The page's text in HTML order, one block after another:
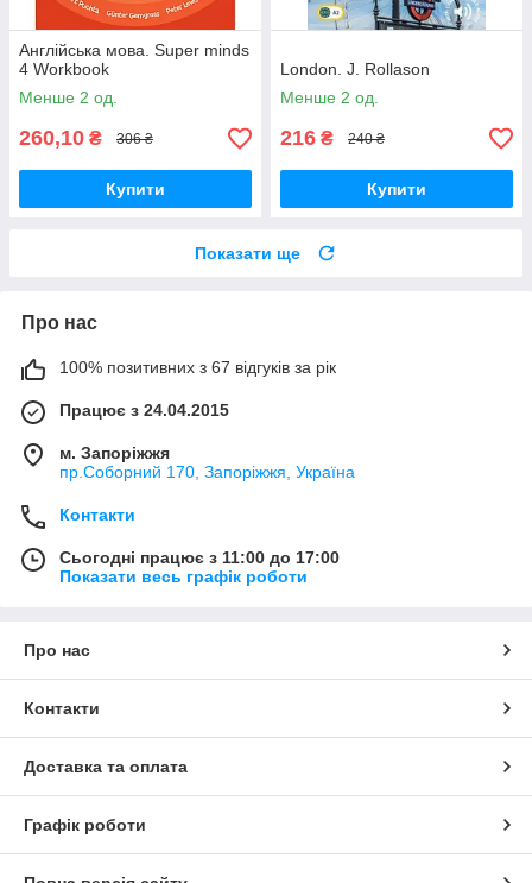
Англійська мова. Super minds
4 Workbook
Менше 2 од.
260,10 ₴ 306 ₴
Купити
London. J. Rollason
Менше 2 од.
216 ₴ 240 ₴
Купити
Показати ще
Про нас
100% позитивних з 67 відгуків за рік
Працює з 24.04.2015
м. Запоріжжя
пр.Соборний 170, Запоріжжя, Україна
Контакти
Сьогодні працює з 11:00 до 17:00
Показати весь графік роботи
Про нас
Контакти
Доставка та оплата
Графік роботи